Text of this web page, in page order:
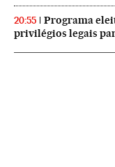
20:55
Programa
privilégios legais